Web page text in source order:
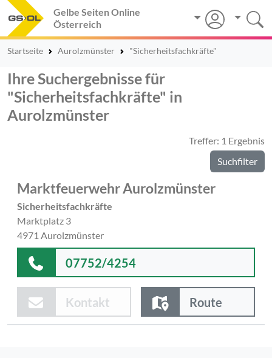
Gelbe Seiten Online
Österreich
Startseite Aurolzmünster "Sicherheitsfachkräfte"
Ihre Suchergebnisse für
"Sicherheitsfachkräfte" in
Aurolzmünster
Treffer: 1 Ergebnis
Suchfilter
Marktfeuerwehr Aurolzmünster
Sicherheitsfachkräfte
Marktplatz 3
4971 Aurolzmünster
07752/4254
Kontakt Route